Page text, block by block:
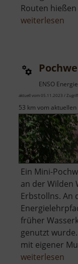
Routen
weiterlesen
ENSO
aktuell vom 05.11.2023 /
53 km vom
Ein Mini-
an der Wilden
Erbstollns. An
früher
genutzt
mit eigener
weiterlesen